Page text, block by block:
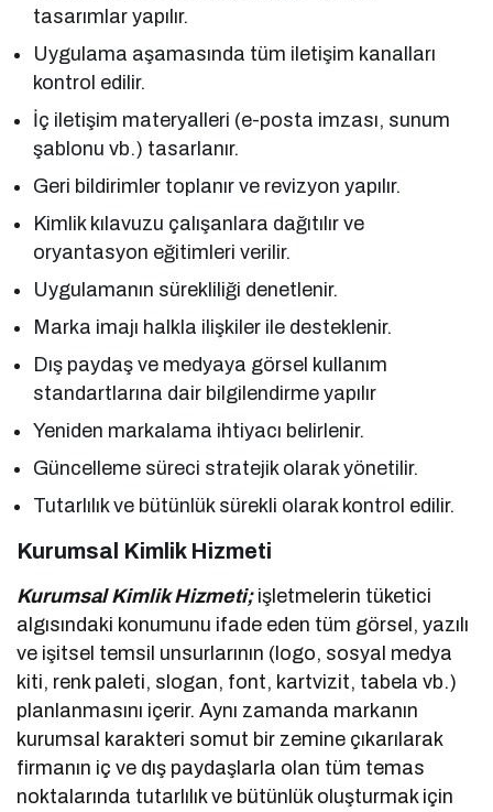
tasarımlar yapılır.
Uygulama aşamasında tüm iletişim kanalları
kontrol edilir.
İç iletişim materyalleri (e-posta imzası, sunum
şablonu vb.) tasarlanır.
Geri bildirimler toplanır ve revizyon yapılır.
Kimlik kılavuzu çalışanlara dağıtılır ve
oryantasyon eğitimleri verilir.
Uygulamanın sürekliliği denetlenir.
Marka imajı halkla ilişkiler ile desteklenir.
Dış paydaş ve medyaya görsel kullanım
standartlarına dair bilgilendirme yapılır
Yeniden markalama ihtiyacı belirlenir.
Güncelleme süreci stratejik olarak yönetilir.
Tutarlılık ve bütünlük sürekli olarak kontrol edilir.
Kurumsal Kimlik Hizmeti
Kurumsal Kimlik Hizmeti; işletmelerin tüketici
algısındaki konumunu ifade eden tüm görsel, yazılı
ve işitsel temsil unsurlarının (logo, sosyal medya
kiti, renk paleti, slogan, font, kartvizit, tabela vb.)
planlanmasını içerir. Aynı zamanda markanın
kurumsal karakteri somut bir zemine çıkarılarak
firmanın iç ve dış paydaşlarla olan tüm temas
noktalarında tutarlılık ve bütünlük oluşturmak için